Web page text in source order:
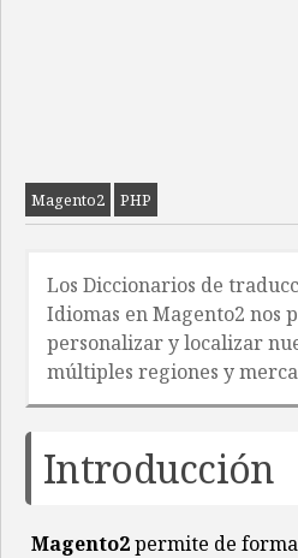
Magento2 PHP
Los Diccionarios de
Idiomas en Magento2 nos
personalizar y localizar
múltiples regiones y
Introducción
Magento2permite de